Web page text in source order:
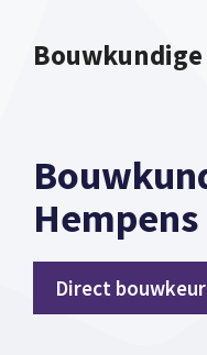
naar
Hempens
Direct